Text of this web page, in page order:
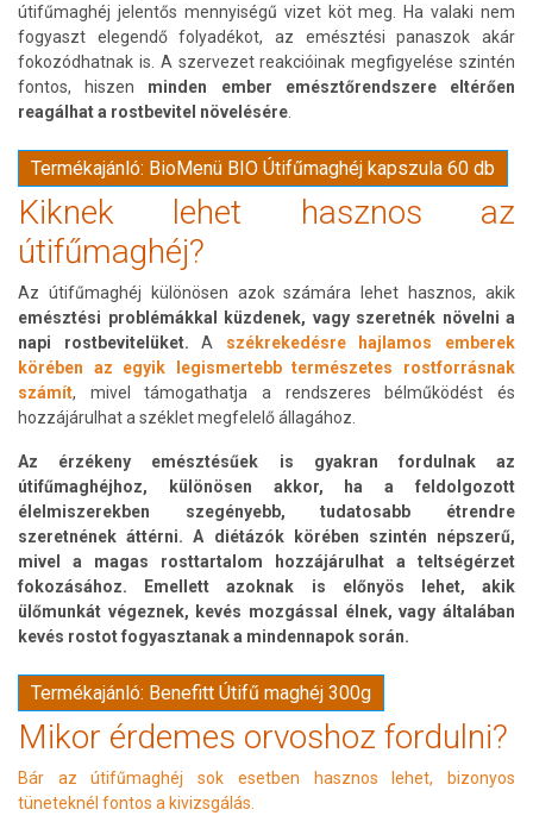
útifűmaghéj jelentős mennyiségű vizet köt meg. Ha valaki nem
fogyaszt elegendő folyadékot, az emésztési panaszok akár
fokozódhatnak is. A szervezet reakcióinak megfigyelése szintén
fontos, hiszen minden ember emésztőrendszere eltérően
reagálhat a rostbevitel növelésére
Termékajánló: BioMenü BIO Útifűmaghéj kapszula 60 db
Kiknek lehet hasznos az
útifűmaghéj?
Az útifűmaghéj különösen azok számára lehet hasznos, akik
emésztési problémákkal küzdenek, vagy szeretnék növelni a
napi rostbevitelüket. A székrekedésre hajlamos emberek
körében az egyik legismertebb természetes rostforrásnak
számít, mivel támogathatja a rendszeres bélműködést és
hozzájárulhat a széklet megfelelő állagához.
Az érzékeny emésztésűek is gyakran fordulnak az
útifűmaghéjhoz, különösen akkor, ha a feldolgozott
élelmiszerekben szegényebb, tudatosabb étrendre
szeretnének áttérni. A diétázók körében szintén népszerű,
mivel a magas rosttartalom hozzájárulhat a teltségérzet
fokozásához. Emellett azoknak is előnyös lehet, akik
ülőmunkát végeznek, kevés mozgással élnek, vagy általában
kevés rostot fogyasztanak a mindennapok során.
Termékajánló: Benefitt Útifű maghéj 300g
Mikor érdemes orvoshoz fordulni?
Bár az útifűmaghéj sok esetben hasznos lehet, bizonyos
tüneteknél fontos a kivizsgálás.